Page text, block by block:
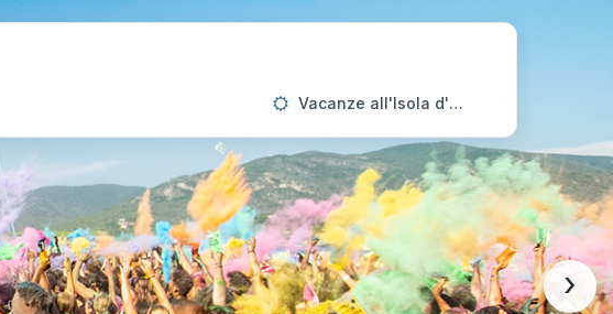
Vacanze all'Isola d'Elba
›